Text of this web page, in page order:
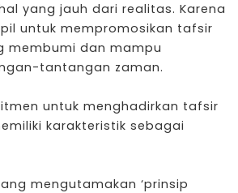
yang jauh dari realitas. Karena
untuk mempromosikan tafsir
membumi dan mampu
tantangan zaman.
untuk menghadirkan tafsir
karakteristik sebagai
mengutamakan ‘prinsip